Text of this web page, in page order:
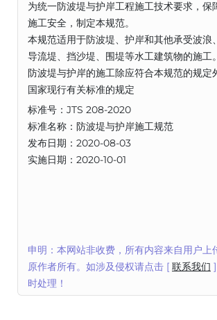
为统一防波堤与护岸工程施工技术要求，保
施工安全，制定本规范。
本规范适用于防波堤、护岸和其他承受波浪
导流堤、挡沙堤、围堤等水工建筑物的施工。
防波堤与护岸的施工除应符合本规范的规定
国家现行有关标准的规定
标准号：JTS 208-2020
标准名称：防波堤与护岸施工规范
发布日期：2020-08-03
实施日期：2020-10-01
申明：本网站非收费，所有内容来自用户上
原作者所有。如涉及侵权请点击 [ 联系我们
时处理！